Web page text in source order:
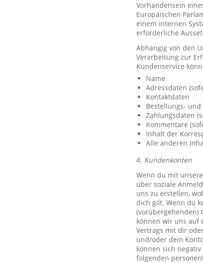
Vorhandensein
Europäischen
einem internen
erforderliche
Abhängig von den
Verarbeitung zur
Kundenservice
Name
Adressdaten
Kontaktdaten
Bestellungs-
Zahlungsdaten
Kommentare
Inhalt der
Alle anderen
4. Kundenkonten
Wenn du mit
über soziale
uns zu erstellen,
dich gilt. Wenn du
(vorübergehenden)
können wir uns auf
Vertrags mit dir
und/oder dein
können sich
folgenden